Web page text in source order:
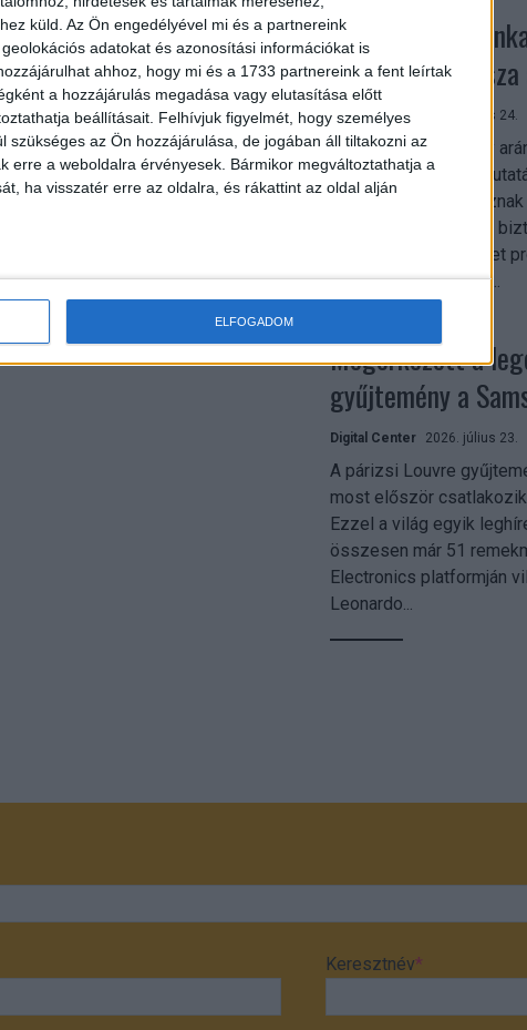
küld. Az Ön engedélyével mi és a partnereink
adatokat és azonosítási információkat is
ahhoz, hogy mi és a 1733 partnereink a fent leírtak
a hozzájárulás megadása vagy elutasítása előtt
beállításait. Felhívjuk figyelmét, hogy személyes
az Ön hozzájárulása, de jogában áll tiltakozni az
erre a weboldalra érvényesek. Bármikor megváltoztathatja a
ha visszatér erre az oldalra, és rákattint az oldal alján
ELFOGADOM
Shadow AI a
szerezhetik
Digital Center 2026. július 24.
A munkavállalók nagy
munkában, ám friss
szervezetnél
világos irányelvek és
különösen ott jelenthet
üzleti információkkal...
Megérkezett a
gyűjtemény a
Digital Center 2026. július 23.
A párizsi Louvre
most először
Ezzel a világ egyik
összesen már 51
Electronics platformján
Leonardo...
Keresztnév*